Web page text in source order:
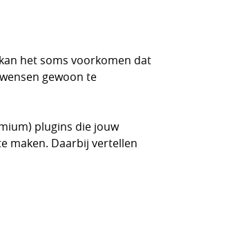
het soms voorkomen dat
gewoon te
plugins die jouw
maken. Daarbij vertellen